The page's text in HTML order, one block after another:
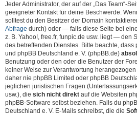
Jeder Administrator, der auf der „Das Team“-
geeigneter Kontakt für deine Beschwerde.
solltest du den Besitzer der Domain
Abfrage durch) oder — falls diese Seite bei
z. B. Yahoo!, free.fr, funpic.de usw. liegt — den
des betreffenden Dienstes. Bitte beachte, dass
und phpBB Deutschland e. V. (phpBB.de)
Benutzung oder den oder die Benutzer der
keiner Weise zur Verantwortung
daher nie phpBB Limited oder phpBB
jeglichen juristischen Fragen
usw.), die sich nicht direkt auf die Websiten
phpBB-Software selbst beziehen. Falls du
Deutschland e. V. E-Mails schreibst, die die